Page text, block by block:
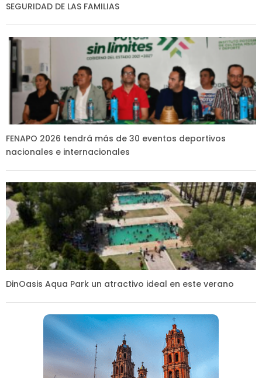
SEGURIDAD DE LAS FAMILIAS
FENAPO 2026 tendrá más de 30 eventos deportivos
nacionales e internacionales
DinOasis Aqua Park un atractivo ideal en este verano